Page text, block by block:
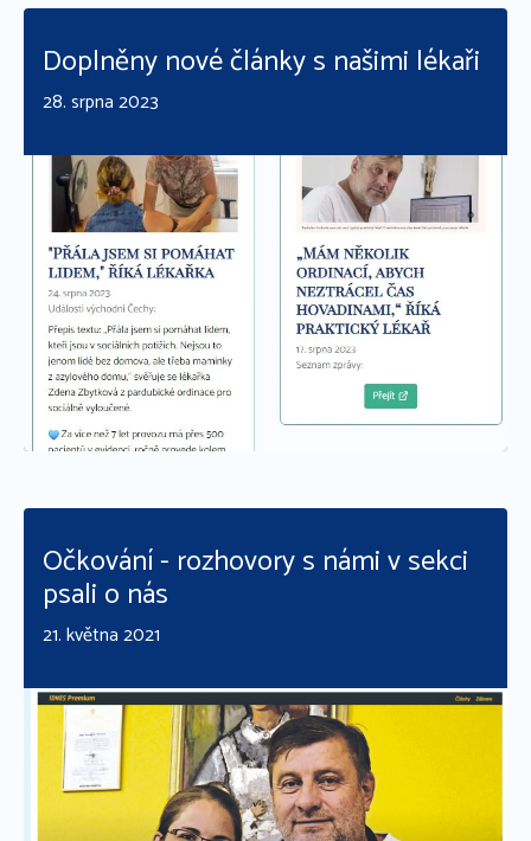
Doplněny nové články s našimi lékaři
28. srpna 2023
Očkování - rozhovory s námi v sekci
psali o nás
21. května 2021